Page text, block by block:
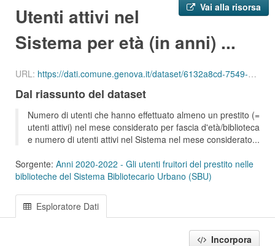
Vai alla risorsa
Utenti attivi nel
Sistema per età (in anni) ...
URL: https://dati.comune.genova.it/dataset/6132a8cd-7549-4c9d-8613-d075f5f547d2/resource/12ae1964-602c-4dee-8e77-2b51c92b299f/download/ute_attivi_eta_bib_sbu_01_202111.csv
Dal riassunto del dataset
Numero di utenti che hanno effettuato almeno un prestito (=
utenti attivi) nel mese considerato per fascia d'età/biblioteca
e numero di utenti attivi nel Sistema nel mese considerato...
Sorgente: Anni 2020-2022 - Gli utenti fruitori del prestito nelle
biblioteche del Sistema Bibliotecario Urbano (SBU)
Esploratore Dati
Incorpora